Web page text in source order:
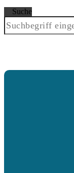
Suche